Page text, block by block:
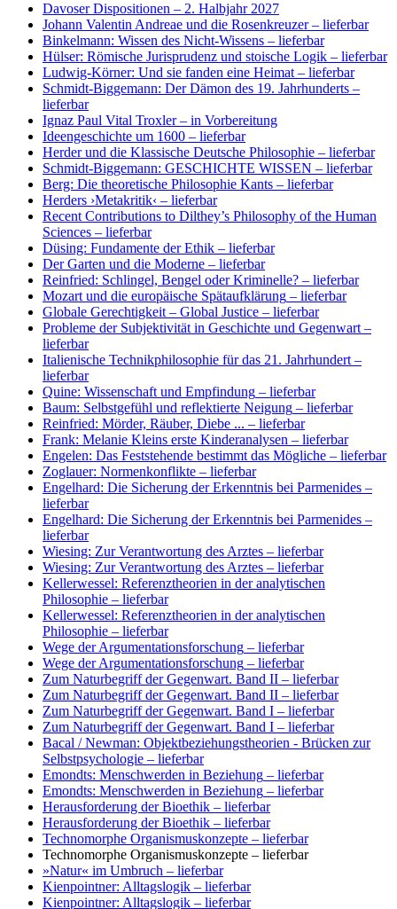
Davoser Dispositionen – 2. Halbjahr 2027
Johann Valentin Andreae und die Rosenkreuzer– lieferbar
Binkelmann: Wissen des Nicht-Wissens – lieferbar
Hülser: Römische Jurisprudenz und stoische Logik – lieferbar
Ludwig-Körner: Und sie fanden eine Heimat – lieferbar
Schmidt-Biggemann: Der Dämon des 19. Jahrhunderts –
lieferbar
Ignaz Paul Vital Troxler– in Vorbereitung
Ideengeschichte um 1600 – lieferbar
Herder und die Klassische Deutsche Philosophie – lieferbar
Schmidt-Biggemann: GESCHICHTE WISSEN – lieferbar
Berg: Die theoretische Philosophie Kants – lieferbar
Herders ›Metakritik‹ – lieferbar
Recent Contributions to Dilthey’s Philosophy of the Human
Sciences – lieferbar
Düsing: Fundamente der Ethik – lieferbar
Der Garten und die Moderne – lieferbar
Reinfried: Schlingel, Bengel oder Kriminelle? – lieferbar
Mozart und die europäische Spätaufklärung – lieferbar
Globale Gerechtigkeit – Global Justice – lieferbar
Probleme der Subjektivität in Geschichte und Gegenwart –
lieferbar
Italienische Technikphilosophie für das 21. Jahrhundert –
lieferbar
Quine: Wissenschaft und Empfindung – lieferbar
Baum: Selbstgefühl und reflektierte Neigung – lieferbar
Reinfried: Mörder, Räuber, Diebe ... – lieferbar
Frank: Melanie Kleins erste Kinderanalysen – lieferbar
Engelen: Das Feststehende bestimmt das Mögliche – lieferbar
Zoglauer: Normenkonflikte – lieferbar
Engelhard: Die Sicherung der Erkenntnis bei Parmenides –
lieferbar
Engelhard: Die Sicherung der Erkenntnis bei Parmenides –
lieferbar
Wiesing: Zur Verantwortung des Arztes – lieferbar
Wiesing: Zur Verantwortung des Arztes – lieferbar
Kellerwessel: Referenztheorien in der analytischen
Philosophie – lieferbar
Kellerwessel: Referenztheorien in der analytischen
Philosophie – lieferbar
Wege der Argumentationsforschung – lieferbar
Wege der Argumentationsforschung – lieferbar
Zum Naturbegriff der Gegenwart. Band II – lieferbar
Zum Naturbegriff der Gegenwart. Band II – lieferbar
Zum Naturbegriff der Gegenwart. Band I – lieferbar
Zum Naturbegriff der Gegenwart. Band I – lieferbar
Bacal / Newman: Objektbeziehungstheorien - Brücken zur
Selbstpsychologie – lieferbar
Emondts: Menschwerden in Beziehung – lieferbar
Emondts: Menschwerden in Beziehung – lieferbar
Herausforderung der Bioethik – lieferbar
Herausforderung der Bioethik – lieferbar
Technomorphe Organismuskonzepte – lieferbar
Technomorphe Organismuskonzepte – lieferbar
»Natur« im Umbruch – lieferbar
Kienpointner: Alltagslogik – lieferbar
Kienpointner: Alltagslogik – lieferbar